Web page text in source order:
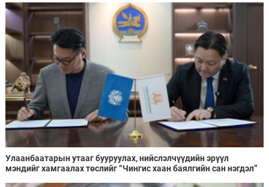
Улаанбаатарын утааг бууруулах, нийслэлчүүдийн эрүүл
мэндийг хамгаалах төслийг “Чингис хаан баялгийн сан нэгдэл”